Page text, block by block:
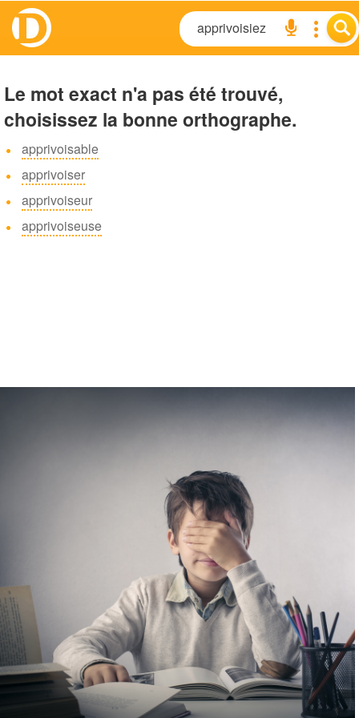
Le mot exact n'a pas été trouvé,
choisissez la bonne orthographe.
apprivoisable
apprivoiser
apprivoiseur
apprivoiseuse